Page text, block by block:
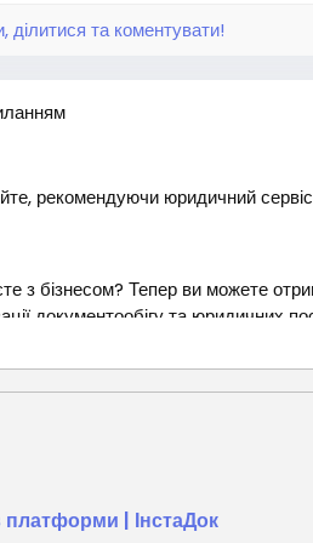
та коментувати!
рекомендуючи юридичний сервіс
з бізнесом? Тепер ви можете
документообігу та юридичних
аудиторією| ІнстаДок